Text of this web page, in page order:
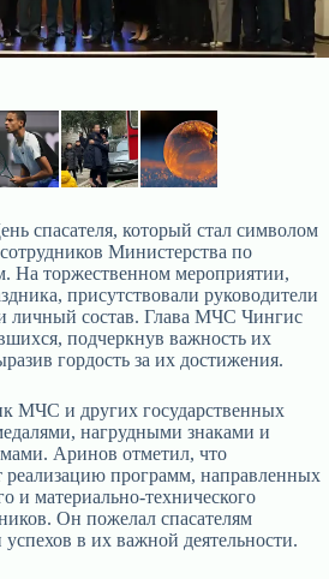
спасателя, который стал символом
Министерства по
На торжественном мероприятии,
присутствовали руководители
личный состав. Глава МЧС Чингис
подчеркнув важность их
гордость за их достижения.
МЧС и других государственных
нагрудными знаками и
Аринов отметил, что
реализацию программ, направленных
и материально-технического
Он пожелал спасателям
успехов в их важной деятельности.